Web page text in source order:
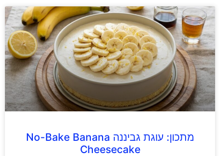
מתכון: עוגת גביננה No-Bake Banana
Cheesecake